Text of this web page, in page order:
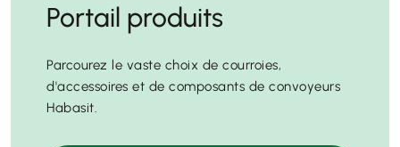
Portail produits
Parcourez le vaste choix de courroies,
d'accessoires et de composants de convoyeurs
Habasit.